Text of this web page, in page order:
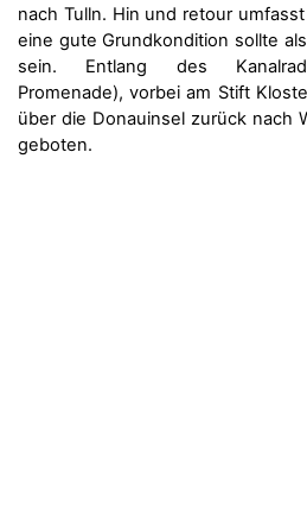
nach Tulln. Hin und retour
eine gute Grundkondition sollte
sein. Entlang des
Promenade), vorbei am Stift
über die Donauinsel zurück nach
geboten.